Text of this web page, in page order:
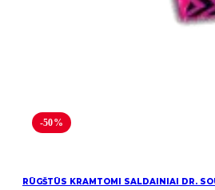
-50%
RŪGŠTŪS KRAMTOMI SALDAINIAI DR.